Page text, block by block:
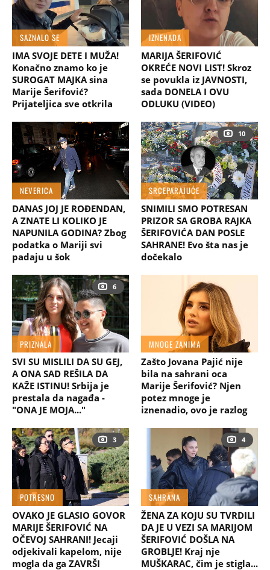
SAZNALO SE
IMA SVOJE DETE I MUŽA!
Konačno znamo ko je
SUROGAT MAJKA sina
Marije Šerifović?
Prijateljica sve otkrila
IZNENADA
MARIJA ŠERIFOVIĆ
OKREĆE NOVI LIST! Skroz
se povukla iz JAVNOSTI,
sada DONELA I OVU
ODLUKU (VIDEO)
NEVERICA
DANAS JOJ JE ROĐENDAN,
A ZNATE LI KOLIKO JE
NAPUNILA GODINA? Zbog
podatka o Mariji svi
padaju u šok
10
SRCEPARAJUĆE
SNIMILI SMO POTRESAN
PRIZOR SA GROBA RAJKA
ŠERIFOVIĆA DAN POSLE
SAHRANE! Evo šta nas je
dočekalo
6
PRIZNALA
SVI SU MISLILI DA SU GEJ,
A ONA SAD REŠILA DA
KAŽE ISTINU! Srbija je
prestala da nagađa -
"ONA JE MOJA..."
MNOGE ZANIMA
Zašto Jovana Pajić nije
bila na sahrani oca
Marije Šerifović? Njen
potez mnoge je
iznenadio, ovo je razlog
3
POTRESNO
OVAKO JE GLASIO GOVOR
MARIJE ŠERIFOVIĆ NA
OČEVOJ SAHRANI! Jecaji
odjekivali kapelom, nije
mogla da ga ZAVRŠI
4
SAHRANA
ŽENA ZA KOJU SU TVRDILI
DA JE U VEZI SA MARIJOM
ŠERIFOVIĆ DOŠLA NA
GROBLJE! Kraj nje
MUŠKARAC, čim je stigla...